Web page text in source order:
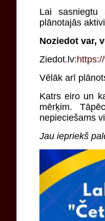
Lai sasniegtu
plānotajās
Noziedot var,
Ziedot.lv:
Vēlāk arī
Katrs eiro un
mērķim.
nepieciešams
Jau iepriekš